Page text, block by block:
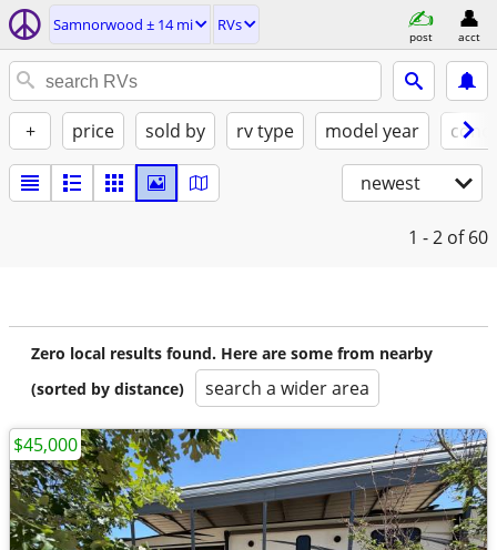
Samnorwood ± 14 mi RVs
post acct
+ price sold by rv type model year
newest
1 - 2 of 60
Zero local results found. Here are some from nearby
(sorted by distance)
search a wider area
$45,000